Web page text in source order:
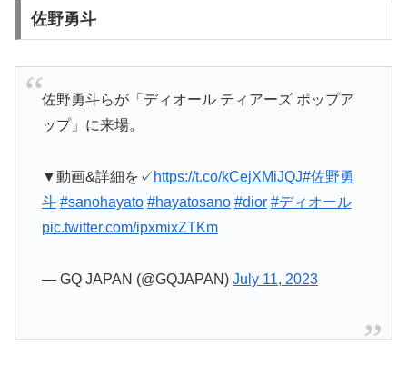
佐野勇斗
佐野勇斗らが「ディオール ティアーズ ポップア
ップ」に来場。
▼動画&詳細を✓ https://t.co/kCejXMiJQJ#佐野勇
斗 #sanohayato #hayatosano #dior #ディオール
pic.twitter.com/ipxmixZTKm
— GQ JAPAN (@GQJAPAN) July 11, 2023